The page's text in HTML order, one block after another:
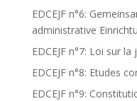
EDCEJF n°6:
administrative
EDCEJF n°7: Loi sur
EDCEJF n°8: Etudes
EDCEJF n°9: